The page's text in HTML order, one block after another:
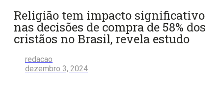
Religião tem impacto significativo
nas decisões de compra de 58% dos
cristãos no Brasil, revela estudo
redacao
dezembro 3, 2024